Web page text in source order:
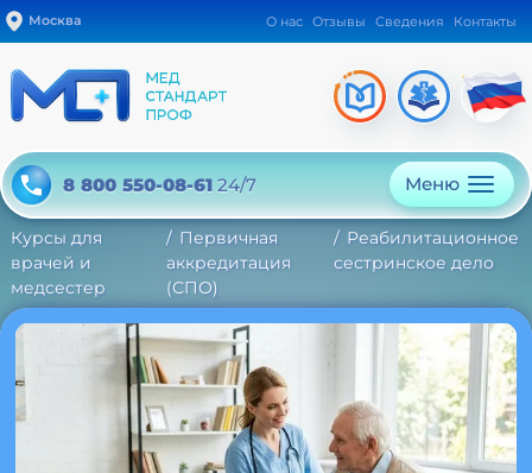
Москва О нас Отзывы Сведения Контакты
8 800 550-08-61 24/7 Меню
Курсы для
врачей и
медсестер
Первичная
аккредитация
(СПО)
Реабилитационное
сестринское дело